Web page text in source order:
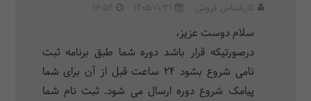
کارشناس فروش 1405/01/31
16:54
سلام دوست عزیز،
درصورتیکه قرار باشد دوره شما طبق برنامه ثبت
نامی شروع بشود 24 ساعت قبل از آن برای شما
پیامک شروع دوره ارسال می شود. ثبت نام شما